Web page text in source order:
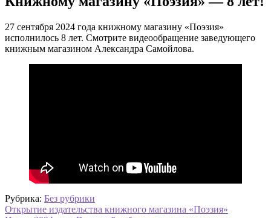
27 сентября 2024 года книжному магазину «Поэзия»
исполнилось 8 лет. Смотрите видеообращение заведующего
книжным магазином Александра Самойлова.
Рубрика: Без рубрики
Навигация
Предыдущая
Открытие издательства книжного магазина «Поэзия»